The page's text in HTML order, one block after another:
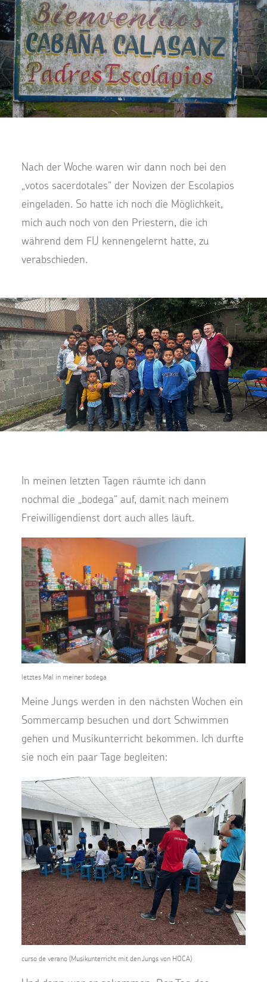
Nach der Woche waren wir dann noch bei den
„votos sacerdotales“ der Novizen der Escolapios
eingeladen. So hatte ich noch die Möglichkeit,
mich auch noch von den Priestern, die ich
während dem FIJ kennengelernt hatte, zu
verabschieden.
In meinen letzten Tagen räumte ich dann
nochmal die „bodega“ auf, damit nach meinem
Freiwilligendienst dort auch alles läuft.
letztes Mal in meiner bodega
Meine Jungs werden in den nächsten Wochen ein
Sommercamp besuchen und dort Schwimmen
gehen und Musikunterricht bekommen. Ich durfte
sie noch ein paar Tage begleiten:
curso de verano (Musikunterricht mit den Jungs von HOCA)